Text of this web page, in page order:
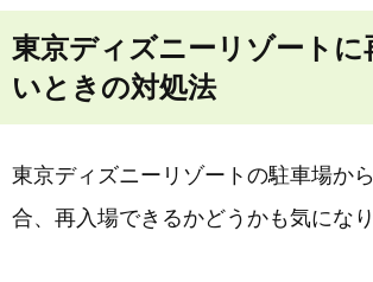
東京ディズニーリゾートに
いときの対処法
東京ディズニーリゾートの駐車場か
合、再入場できるかどうかも気になり